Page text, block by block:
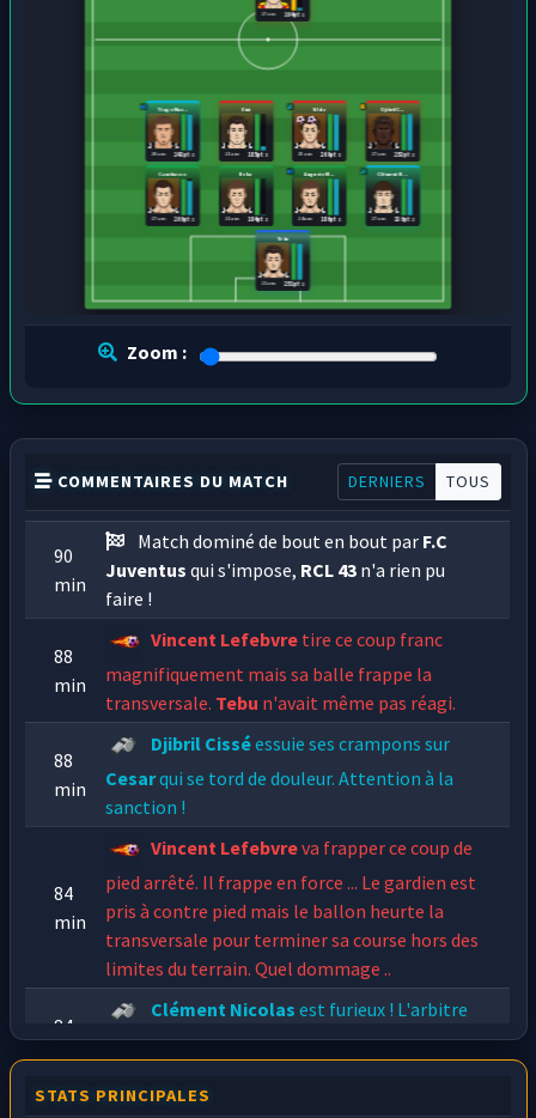
164 pts
27 ans
Tebu
251 pts
21 ans
Cambiasso
266 pts
27 ans
Beka
184 pts
21 ans
Auguste M...
186 pts
24 ans
Clément N...
136 pts
27 ans
Tiago Mar...
243 pts
20 ans
Dini
185 pts
21 ans
Yildiz
269 pts
25 ans
Djibril C...
253 pts
27 ans
Zoom :
COMMENTAIRES DU MATCH DERNIERS TOUS
90
min
Match dominé de bout en bout par F.C
Juventus qui s'impose, RCL 43 n'a rien pu
faire !
88
min
Vincent Lefebvre tire ce coup franc
magnifiquement mais sa balle frappe la
transversale. Tebu n'avait même pas réagi.
88
min
Djibril Cisséessuie ses crampons sur
Cesarqui se tord de douleur. Attention à la
sanction !
84
min
Vincent Lefebvreva frapper ce coup de
pied arrêté. Il frappe en force ... Le gardien est
pris à contre pied mais le ballon heurte la
transversale pour terminer sa course hors des
limites du terrain. Quel dommage ..
84
min
Clément Nicolas est furieux ! L'arbitre
siffle une faute contre lui pour s'être appuyé
STATS PRINCIPALES